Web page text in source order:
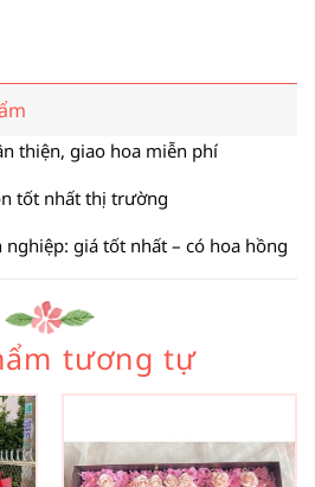
thiện, giao hoa miễn phí
tốt nhất thị trường
giá tốt nhất – có hoa hồng
tương tự